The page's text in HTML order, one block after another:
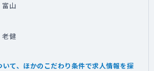
富山
老健
て、ほかのこだわり条件で求人情報を探